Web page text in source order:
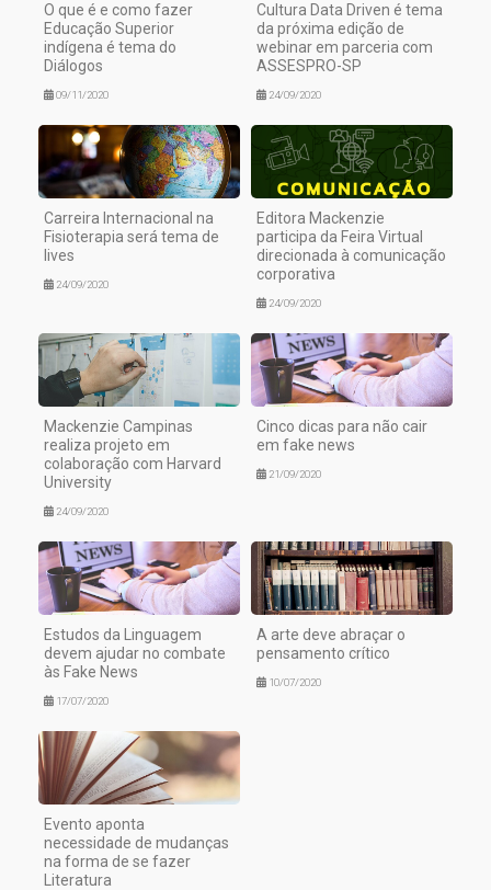
O que é e como fazer
Educação Superior
indígena é tema do
Diálogos
09/11/2020
Cultura Data Driven é tema
da próxima edição de
webinar em parceria com
ASSESPRO-SP
24/09/2020
Carreira Internacional na
Fisioterapia será tema de
lives
24/09/2020
Editora Mackenzie
participa da Feira Virtual
direcionada à comunicação
corporativa
24/09/2020
Mackenzie Campinas
realiza projeto em
colaboração com Harvard
University
24/09/2020
Cinco dicas para não cair
em fake news
21/09/2020
Estudos da Linguagem
devem ajudar no combate
às Fake News
17/07/2020
A arte deve abraçar o
pensamento crítico
10/07/2020
Evento aponta
necessidade de mudanças
na forma de se fazer
Literatura